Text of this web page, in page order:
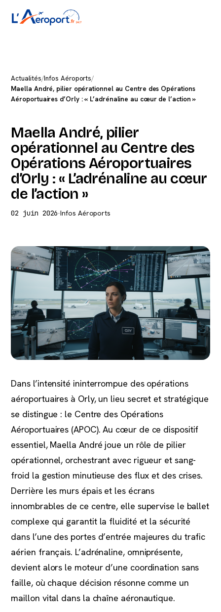
Actualités/Infos Aéroports/
Maella André, pilier opérationnel au Centre des Opérations
Aéroportuaires d’Orly : « L’adrénaline au cœur de l’action »
Maella André, pilier
opérationnel au Centre des
Opérations Aéroportuaires
d’Orly : « L’adrénaline au cœur
de l’action »
02 juin 2026·Infos Aéroports
Dans l’intensité ininterrompue des opérations
aéroportuaires à Orly, un lieu secret et stratégique
se distingue : le Centre des Opérations
Aéroportuaires (APOC). Au cœur de ce dispositif
essentiel, Maella André joue un rôle de pilier
opérationnel, orchestrant avec rigueur et sang-
froid la gestion minutieuse des flux et des crises.
Derrière les murs épais et les écrans
innombrables de ce centre, elle supervise le ballet
complexe qui garantit la fluidité et la sécurité
dans l’une des portes d’entrée majeures du trafic
aérien français. L’adrénaline, omniprésente,
devient alors le moteur d’une coordination sans
faille, où chaque décision résonne comme un
maillon vital dans la chaîne aéronautique.